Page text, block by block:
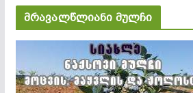
მრავალწლიანი მულჩი